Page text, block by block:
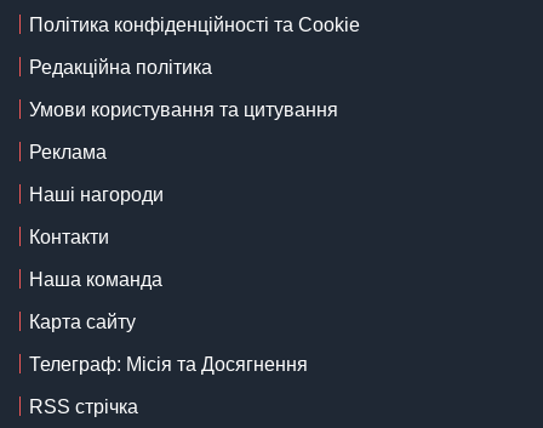
Політика конфіденційності та Cookie
Редакційна політика
Умови користування та цитування
Реклама
Наші нагороди
Контакти
Наша команда
Карта сайту
Телеграф: Місія та Досягнення
RSS стрічка